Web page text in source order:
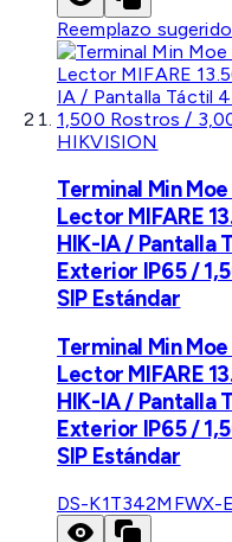
Reemplazo
HIKVISION
Terminal Min
Lector MIFARE
HIK-IA / Pantalla
Exterior IP65 /
SIP Estándar
Terminal Min
Lector MIFARE
HIK-IA / Pantalla
Exterior IP65 /
SIP Estándar
DS-K1T342MFWX-